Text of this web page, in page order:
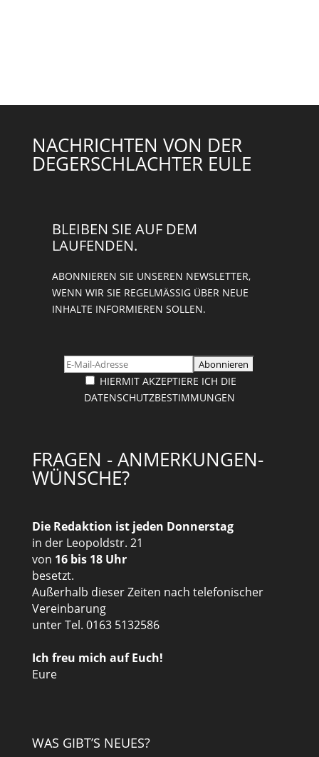
NACHRICHTEN VON DER
DEGERSCHLACHTER EULE
BLEIBEN SIE AUF DEM
LAUFENDEN.
ABONNIEREN SIE UNSEREN NEWSLETTER,
WENN WIR SIE REGELMÄSSIG ÜBER NEUE I
NHALTE INFORMIEREN SOLLEN.
HIERMIT AKZEPTIERE ICH DIE
DATENSCHUTZBESTIMMUNGEN
FRAGEN - ANMERKUNGEN-
WÜNSCHE?
Die Redaktion ist jeden Donnerstag
in der Leopoldstr. 21
von 16 bis 18 Uhr
besetzt.
Außerhalb dieser Zeiten nach telefonischer
Vereinbarung
unter Tel. 0163 5132586
Ich freu mich auf Euch!
Eure
WAS GIBT’S NEUES?